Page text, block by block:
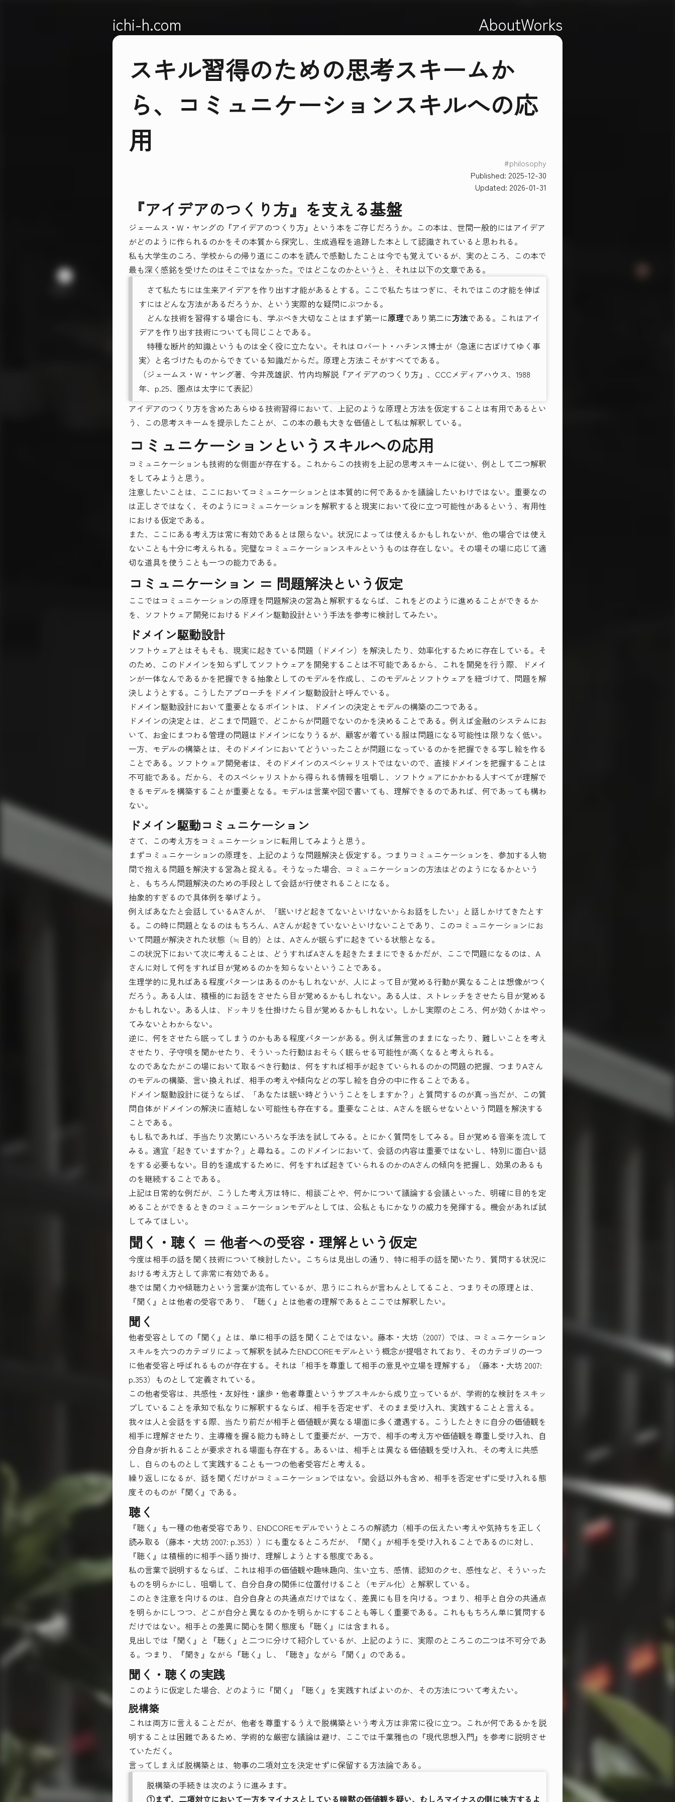
ichi-h.com AboutWorks
スキル習得のための思考スキームか
ら、コミュニケーションスキルへの応
用
#philosophy
Published: 2025-12-30
Updated: 2026-01-31
『アイデアのつくり方』を支える基盤
ジェームス・W・ヤングの『アイデアのつくり方』という本をご存じだろうか。この本は、世間一般的にはアイデア
がどのように作られるのかをその本質から探究し、生成過程を追跡した本として認識されていると思われる。
私も大学生のころ、学校からの帰り道にこの本を読んで感動したことは今でも覚えているが、実のところ、この本で
最も深く感銘を受けたのはそこではなかった。ではどこなのかというと、それは以下の文章である。
さて私たちには生来アイデアを作り出す才能があるとする。ここで私たちはつぎに、それではこの才能を伸ば
すにはどんな方法があるだろうか、という実際的な疑問にぶつかる。
どんな技術を習得する場合にも、学ぶべき大切なことはまず第一に原理であり第二に方法である。これはアイ
デアを作り出す技術についても同じことである。
特種な断片的知識というものは全く役に立たない。それはロバート・ハチンス博士が〈急速に古ぼけてゆく事
実〉と名づけたものからできている知識だからだ。原理と方法こそがすべてである。
（ジェームス・W・ヤング著、今井茂雄訳、竹内均解説『アイデアのつくり方』、CCCメディアハウス、1988
年、p.25、圏点は太字にて表記）
アイデアのつくり方を含めたあらゆる技術習得において、上記のような原理と方法を仮定することは有用であるとい
う、この思考スキームを提示したことが、この本の最も大きな価値として私は解釈している。
コミュニケーションというスキルへの応用
コミュニケーションも技術的な側面が存在する。これからこの技術を上記の思考スキームに従い、例として二つ解釈
をしてみようと思う。
注意したいことは、ここにおいてコミュニケーションとは本質的に何であるかを議論したいわけではない。重要なの
は正しさではなく、そのようにコミュニケーションを解釈すると現実において役に立つ可能性があるという、有用性
における仮定である。
また、ここにある考え方は常に有効であるとは限らない。状況によっては使えるかもしれないが、他の場合では使え
ないことも十分に考えられる。完璧なコミュニケーションスキルというものは存在しない。その場その場に応じて適
切な道具を使うことも一つの能力である。
コミュニケーション = 問題解決という仮定
ここではコミュニケーションの原理を問題解決の営為と解釈するならば、これをどのように進めることができるか
を、ソフトウェア開発におけるドメイン駆動設計という手法を参考に検討してみたい。
ドメイン駆動設計
ソフトウェアとはそもそも、現実に起きている問題（ドメイン）を解決したり、効率化するために存在している。そ
のため、このドメインを知らずしてソフトウェアを開発することは不可能であるから、これを開発を行う際、ドメイ
ンが一体なんであるかを把握できる抽象としてのモデルを作成し、このモデルとソフトウェアを紐づけて、問題を解
決しようとする。こうしたアプローチをドメイン駆動設計と呼んでいる。
ドメイン駆動設計において重要となるポイントは、ドメインの決定とモデルの構築の二つである。
ドメインの決定とは、どこまで問題で、どこからが問題でないのかを決めることである。例えば金融のシステムにお
いて、お金にまつわる管理の問題はドメインになりうるが、顧客が着ている服は問題になる可能性は限りなく低い。
一方、モデルの構築とは、そのドメインにおいてどういったことが問題になっているのかを把握できる写し絵を作る
ことである。ソフトウェア開発者は、そのドメインのスペシャリストではないので、直接ドメインを把握することは
不可能である。だから、そのスペシャリストから得られる情報を咀嚼し、ソフトウェアにかかわる人すべてが理解で
きるモデルを構築することが重要となる。モデルは言葉や図で書いても、理解できるのであれば、何であっても構わ
ない。
ドメイン駆動コミュニケーション
さて、この考え方をコミュニケーションに転用してみようと思う。
まずコミュニケーションの原理を、上記のような問題解決と仮定する。つまりコミュニケーションを、参加する人物
間で抱える問題を解決する営為と捉える。そうなった場合、コミュニケーションの方法はどのようになるかという
と、もちろん問題解決のための手段として会話が行使されることになる。
抽象的すぎるので具体例を挙げよう。
例えばあなたと会話しているAさんが、「眠いけど起きてないといけないからお話をしたい」と話しかけてきたとす
る。この時に問題となるのはもちろん、Aさんが起きていないといけないことであり、このコミュニケーションにお
いて問題が解決された状態（≒ 目的）とは、Aさんが眠らずに起きている状態となる。
この状況下において次に考えることは、どうすればAさんを起きたままにできるかだが、ここで問題になるのは、A
さんに対して何をすれば目が覚めるのかを知らないということである。
生理学的に見ればある程度パターンはあるのかもしれないが、人によって目が覚める行動が異なることは想像がつく
だろう。ある人は、積極的にお話をさせたら目が覚めるかもしれない。ある人は、ストレッチをさせたら目が覚める
かもしれない。ある人は、ドッキリを仕掛けたら目が覚めるかもしれない。しかし実際のところ、何が効くかはやっ
てみないとわからない。
逆に、何をさせたら眠ってしまうのかもある程度パターンがある。例えば無言のままになったり、難しいことを考え
させたり、子守唄を聞かせたり、そういった行動はおそらく眠らせる可能性が高くなると考えられる。
なのであなたがこの場において取るべき行動は、何をすれば相手が起きていられるのかの問題の把握、つまりAさん
のモデルの構築、言い換えれば、相手の考えや傾向などの写し絵を自分の中に作ることである。
ドメイン駆動設計に従うならば、「あなたは眠い時どういうことをしますか？」と質問するのが真っ当だが、この質
問自体がドメインの解決に直結しない可能性も存在する。重要なことは、Aさんを眠らせないという問題を解決する
ことである。
もし私であれば、手当たり次第にいろいろな手法を試してみる。とにかく質問をしてみる。目が覚める音楽を流して
みる。適宜「起きていますか？」と尋ねる。このドメインにおいて、会話の内容は重要ではないし、特別に面白い話
をする必要もない。目的を達成するために、何をすれば起きていられるのかのAさんの傾向を把握し、効果のあるも
のを継続することである。
上記は日常的な例だが、こうした考え方は特に、相談ごとや、何かについて議論する会議といった、明確に目的を定
めることができるときのコミュニケーションモデルとしては、公私ともにかなりの威力を発揮する。機会があれば試
してみてほしい。
聞く・聴く = 他者への受容・理解という仮定
今度は相手の話を聞く技術について検討したい。こちらは見出しの通り、特に相手の話を聞いたり、質問する状況に
おける考え方として非常に有効である。
巷では聞く力や傾聴力という言葉が流布しているが、思うにこれらが言わんとしてること、つまりその原理とは、
『聞く』とは他者の受容であり、『聴く』とは他者の理解であるとここでは解釈したい。
聞く
他者受容としての『聞く』とは、単に相手の話を聞くことではない。藤本・大坊（2007）では、コミュニケーション
スキルを六つのカテゴリによって解釈を試みたENDCOREモデルという概念が提唱されており、そのカテゴリの一つ
に他者受容と呼ばれるものが存在する。それは「相手を尊重して相手の意見や立場を理解する」（藤本・大坊 2007:
p.353）ものとして定義されている。
この他者受容は、共感性・友好性・譲歩・他者尊重というサブスキルから成り立っているが、学術的な検討をスキッ
プしていることを承知で私なりに解釈するならば、相手を否定せず、そのまま受け入れ、実践することと言える。
我々は人と会話をする際、当たり前だが相手と価値観が異なる場面に多く遭遇する。こうしたときに自分の価値観を
相手に理解させたり、主導権を握る能力も時として重要だが、一方で、相手の考え方や価値観を尊重し受け入れ、自
分自身が折れることが要求される場面も存在する。あるいは、相手とは異なる価値観を受け入れ、その考えに共感
し、自らのものとして実践することも一つの他者受容だと考える。
繰り返しになるが、話を聞くだけがコミュニケーションではない。会話以外も含め、相手を否定せずに受け入れる態
度そのものが『聞く』である。
聴く
『聴く』も一種の他者受容であり、ENDCOREモデルでいうところの解読力（相手の伝えたい考えや気持ちを正しく
読み取る（藤本・大坊 2007: p.353））にも重なるところだが、『聞く』が相手を受け入れることであるのに対し、
『聴く』は積極的に相手へ語り掛け、理解しようとする態度である。
私の言葉で説明するならば、これは相手の価値観や趣味趣向、生い立ち、感情、認知のクセ、感性など、そういった
ものを明らかにし、咀嚼して、自分自身の関係に位置付けること（モデル化）と解釈している。
このとき注意を向けるのは、自分自身との共通点だけではなく、差異にも目を向ける。つまり、相手と自分の共通点
を明らかにしつつ、どこが自分と異なるのかを明らかにすることも等しく重要である。これももちろん単に質問する
だけではない。相手との差異に関心を開く態度も『聴く』には含まれる。
見出しでは『聞く』と『聴く』と二つに分けて紹介しているが、上記のように、実際のところこの二つは不可分であ
る。つまり、『聞き』ながら『聴く』し、『聴き』ながら『聞く』のである。
聞く・聴くの実践
このように仮定した場合、どのように『聞く』『聴く』を実践すればよいのか、その方法について考えたい。
脱構築
これは両方に言えることだが、他者を尊重するうえで脱構築という考え方は非常に役に立つ。これが何であるかを説
明することは困難であるため、学術的な厳密な議論は避け、ここでは千葉雅也の『現代思想入門』を参考に説明させ
ていただく。
言ってしまえば脱構築とは、物事の二項対立を決定せずに保留する方法論である。
脱構築の手続きは次のように進みます。
①まず、二項対立において一方をマイナスとしている暗黙の価値観を疑い、むしろマイナスの側に味方するよ